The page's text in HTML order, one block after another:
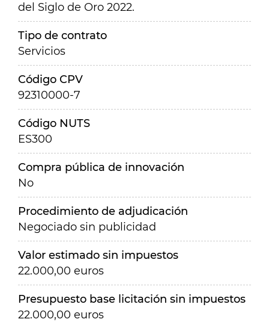
del Siglo de Oro 2022.
Tipo de contrato
Servicios
Código CPV
92310000-7
Código NUTS
ES300
Compra pública de innovación
No
Procedimiento de adjudicación
Negociado sin publicidad
Valor estimado sin impuestos
22.000,00 euros
Presupuesto base licitación sin impuestos
22.000,00 euros